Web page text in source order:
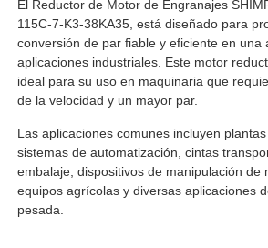
El Reductor de Motor de Engranajes
115C-7-K3-38KA35, está diseñado para
conversión de par fiable y eficiente en una
aplicaciones industriales. Este motor
ideal para su uso en maquinaria que
de la velocidad y un mayor par.
Las aplicaciones comunes incluyen plantas
sistemas de automatización, cintas
embalaje, dispositivos de manipulación de
equipos agrícolas y diversas aplicaciones
pesada.